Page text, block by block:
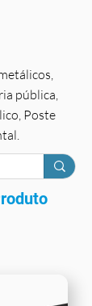
pública,
Poste